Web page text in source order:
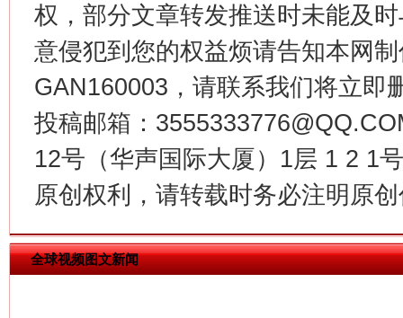
权，部分文章转发推送时未能及
意侵犯到您的权益烦请告知本网
GAN160003，请联系我们将立即
投稿邮箱：
12号（华声国际大厦）1层 1 2 1
原创权利，请转载时务必注明原
全球视频图文新闻
在谋一域中谋全局